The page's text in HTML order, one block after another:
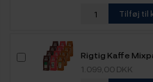
Tilføj til
Rigtig Kaffe
1.099,00 DKK